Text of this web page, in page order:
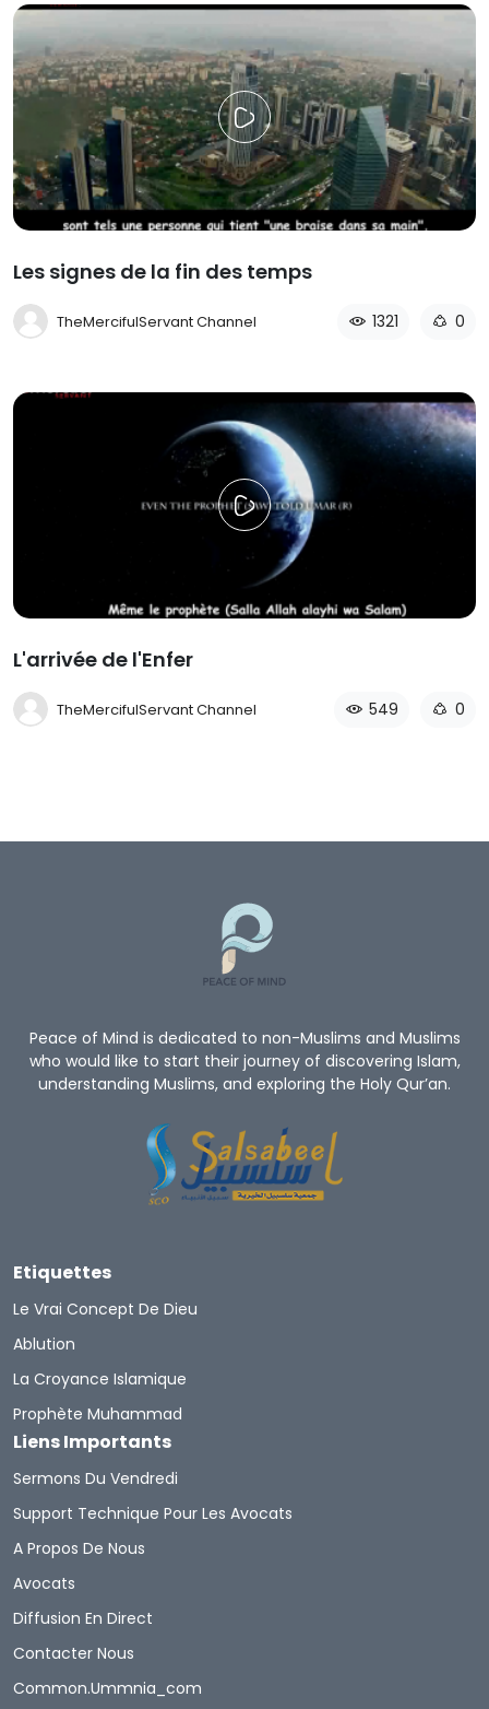
Les signes de la fin des temps
TheMercifulServant Channel 1321 0
L'arrivée de l'Enfer
TheMercifulServant Channel 549 0
Peace of Mind is dedicated to non-Muslims and Muslims
who would like to start their journey of discovering Islam,
understanding Muslims, and exploring the Holy Qur’an.
Etiquettes
Le Vrai Concept De Dieu
Ablution
La Croyance Islamique
Prophète Muhammad
Liens Importants
Sermons Du Vendredi
Support Technique Pour Les Avocats
A Propos De Nous
Avocats
Diffusion En Direct
Contacter Nous
Common.ummnia_com